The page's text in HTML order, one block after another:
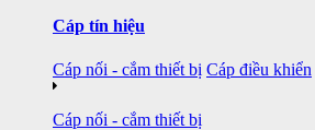
Cáp tín hiệu
Cáp nối - cắm thiết bị Cáp điều khiển
Cáp nối - cắm thiết bị